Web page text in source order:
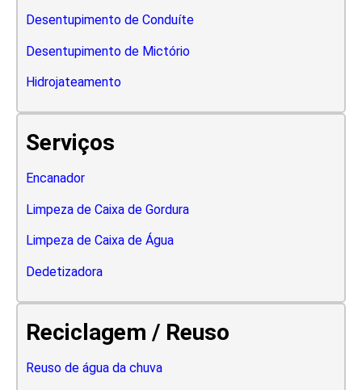
Desentupimento de Conduíte
Desentupimento de Mictório
Hidrojateamento
Serviços
Encanador
Limpeza de Caixa de Gordura
Limpeza de Caixa de Água
Dedetizadora
Reciclagem / Reuso
Reuso de água da chuva